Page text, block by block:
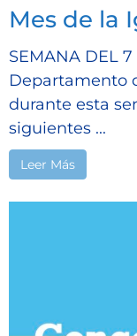
Mes de la
SEMANA DEL 7
Departamento
durante esta
siguientes ...
Leer Más